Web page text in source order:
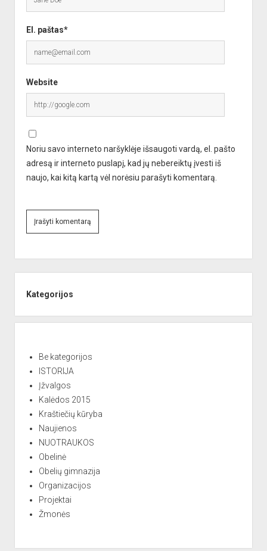
El. paštas*
Website
Noriu savo interneto naršyklėje išsaugoti vardą, el. pašto
adresą ir interneto puslapį, kad jų nebereiktų įvesti iš
naujo, kai kitą kartą vėl norėsiu parašyti komentarą.
e
n
Kategorijos
Be kategorijos
ISTORIJA
Įžvalgos
Kalėdos 2015
Kraštiečių kūryba
Naujienos
NUOTRAUKOS
Obelinė
Obelių gimnazija
Organizacijos
Projektai
Žmonės